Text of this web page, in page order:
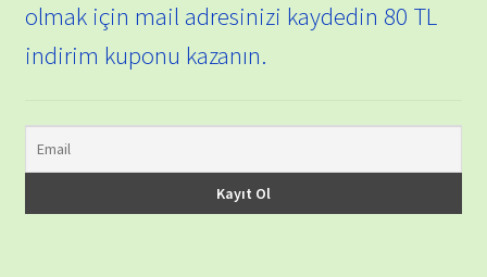
olmak için mail adresinizi kaydedin 80 TL
indirim kuponu kazanın.